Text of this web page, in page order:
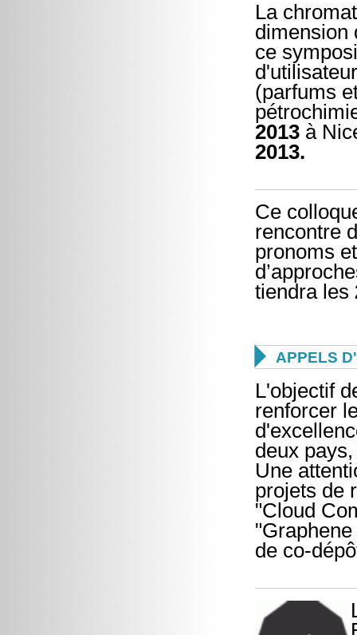
La
dimension
ce
(parfums
2013 à
2013.
Ce
rencontre
pronoms
tiendra les
 APPELS
L'objectif
renforcer
deux
Une
projets de
"Cloud
de co-